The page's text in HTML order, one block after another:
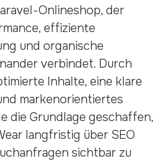
Onlineshop, der
effiziente
und organische
verbindet. Durch
Inhalte, eine klare
markenorientiertes
die Grundlage geschaffen,
langfristig über SEO
sichtbar zu